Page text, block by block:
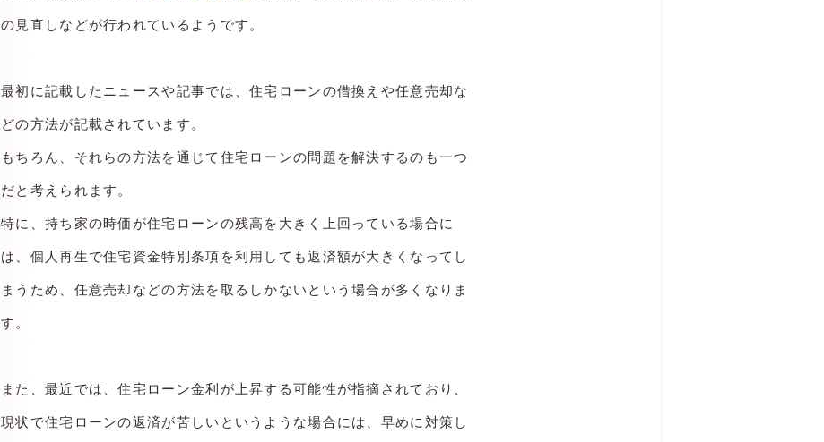
の見直しなどが行われているようです。
最初に記載したニュースや記事では、住宅ローンの借換えや任意売却な
どの方法が記載されています。
もちろん、それらの方法を通じて住宅ローンの問題を解決するのも一つ
だと考えられます。
特に、持ち家の時価が住宅ローンの残高を大きく上回っている場合に
は、個人再生で住宅資金特別条項を利用しても返済額が大きくなってし
まうため、任意売却などの方法を取るしかないという場合が多くなりま
す。
また、最近では、住宅ローン金利が上昇する可能性が指摘されており、
現状で住宅ローンの返済が苦しいというような場合には、早めに対策し